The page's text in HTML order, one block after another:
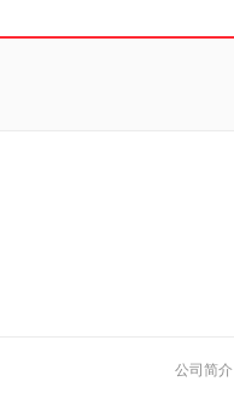
公司简介